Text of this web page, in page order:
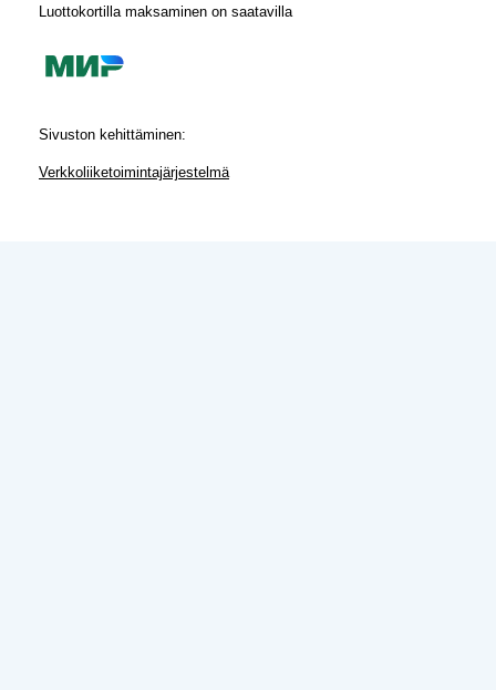
Luottokortilla maksaminen on saatavilla
Sivuston kehittäminen:
Verkkoliiketoimintajärjestelmä